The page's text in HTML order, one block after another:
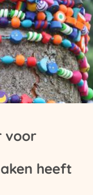
voor
heeft